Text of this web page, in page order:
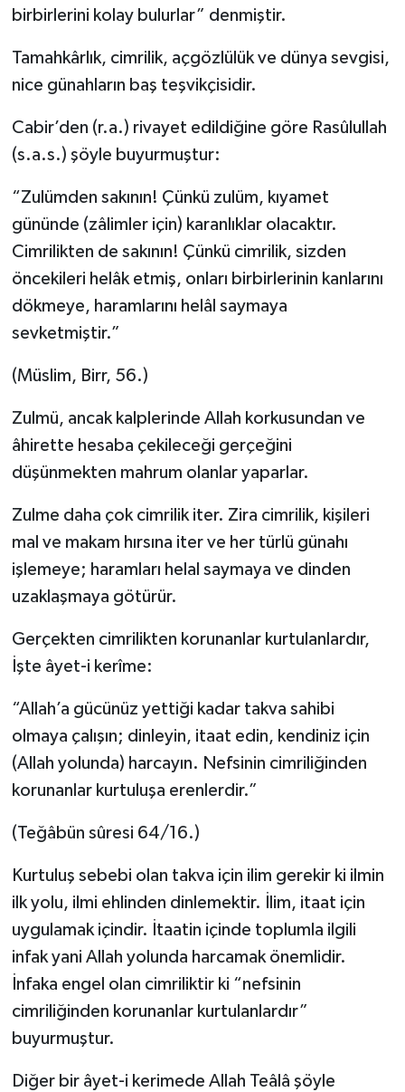
birbirlerini kolay bulurlar” denmiştir.
Tamahkârlık, cimrilik, açgözlülük ve dünya sevgisi,
nice günahların baş teşvikçisidir.
Cabir’den (r.a.) rivayet edildiğine göre Rasûlullah
(s.a.s.) şöyle buyurmuştur:
“Zulümden sakının! Çünkü zulüm, kıyamet
gününde (zâlimler için) karanlıklar olacaktır.
Cimrilikten de sakının! Çünkü cimrilik, sizden
öncekileri helâk etmiş, onları birbirlerinin kanlarını
dökmeye, haramlarını helâl saymaya
sevketmiştir.”
(Müslim, Birr, 56.)
Zulmü, ancak kalplerinde Allah korkusundan ve
âhirette hesaba çekileceği gerçeğini
düşünmekten mahrum olanlar yaparlar.
Zulme daha çok cimrilik iter. Zira cimrilik, kişileri
mal ve makam hırsına iter ve her türlü günahı
işlemeye; haramları helal saymaya ve dinden
uzaklaşmaya götürür.
Gerçekten cimrilikten korunanlar kurtulanlardır,
İşte âyet-i kerîme:
“Allah’a gücünüz yettiği kadar takva sahibi
olmaya çalışın; dinleyin, itaat edin, kendiniz için
(Allah yolunda) harcayın. Nefsinin cimriliğinden
korunanlar kurtuluşa erenlerdir.”
(Teğâbün sûresi 64/16.)
Kurtuluş sebebi olan takva için ilim gerekir ki ilmin
ilk yolu, ilmi ehlinden dinlemektir. İlim, itaat için
uygulamak içindir. İtaatin içinde toplumla ilgili
infak yani Allah yolunda harcamak önemlidir.
İnfaka engel olan cimriliktir ki “nefsinin
cimriliğinden korunanlar kurtulanlardır”
buyurmuştur.
Diğer bir âyet-i kerimede Allah Teâlâ şöyle